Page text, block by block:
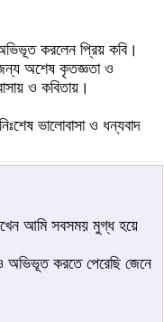
করলেন প্রিয় কবি।
অশেষ কৃতজ্ঞতা ও
ও কবিতায়।
ভালোবাসা ও ধন্যবাদ
আমি সবসময় মুগ্ধ হয়ে
অভিভূত করতে পেরেছি জেনে